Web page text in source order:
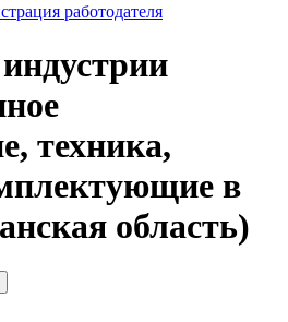
работодателя
техника,
в
область)